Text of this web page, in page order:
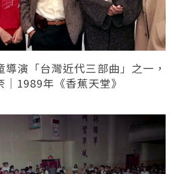
演「台灣近代三部曲」之一，
1989年《香蕉天堂》